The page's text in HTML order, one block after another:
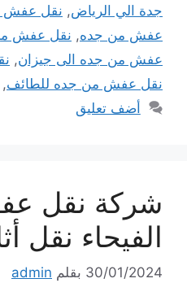
جدة الي الرياض, نقل عفش
عفش من جده, نقل عفش
عفش من جده الى جيزان,
نقل عفش من جده للطائف,
أضف تعليق
شركة نقل
الفيحاء نقل
30/01/2024 بقلم admin